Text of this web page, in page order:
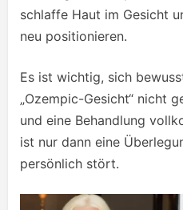
schlaffe Haut im Gesicht
neu positionieren.
Es ist wichtig, sich
„Ozempic-Gesicht“ nicht
und eine Behandlung
ist nur dann eine
persönlich stört.